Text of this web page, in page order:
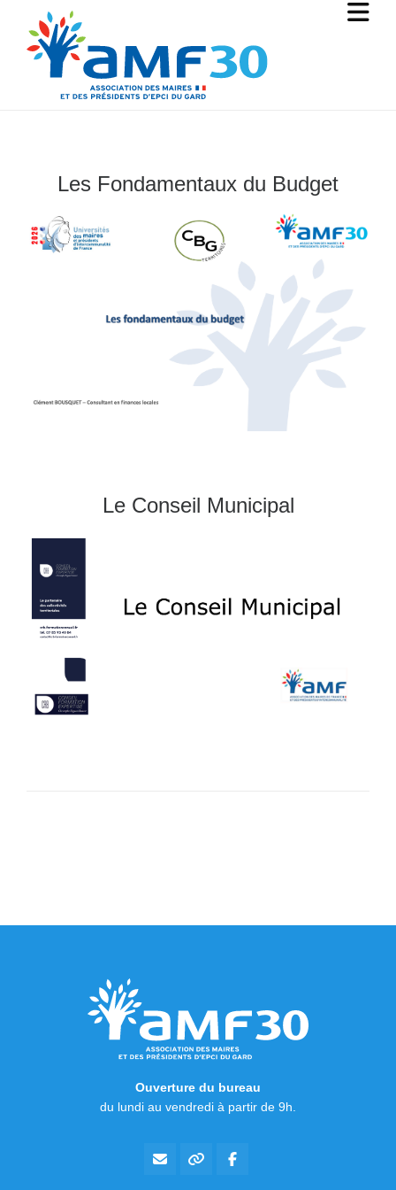
Les Fondamentaux du Budget
Le Conseil Municipal
Ouverture du bureau
du lundi au vendredi à partir de 9h.